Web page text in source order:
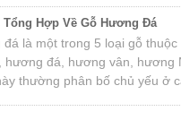
Tổng Hợp Về Gỗ Hương Đá
là một trong 5 loại gỗ
hương đá, hương vân, hương
thường phân bố chủ yếu ở